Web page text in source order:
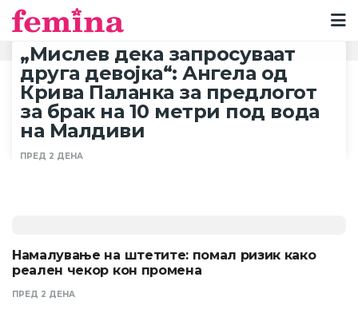
„Мислев дека запросуваат
друга девојка“: Ангела од
Крива Паланка за предлогот
за брак на 10 метри под вода
на Малдиви
ПРЕД 2 ДЕНА
Намалување на штетите: помал ризик како
реален чекор кон промена
ПРЕД 2 ДЕНА